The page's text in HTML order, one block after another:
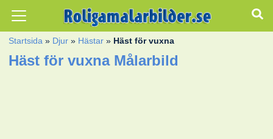
Startsida » Djur » Hästar » Häst för vuxna
Häst för vuxna Målarbild